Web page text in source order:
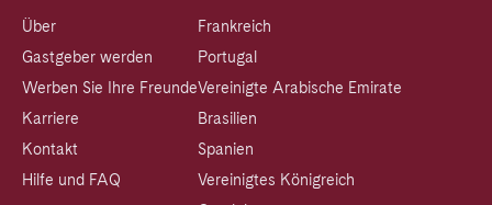
Über
Gastgeber werden
Werben Sie Ihre Freunde
Karriere
Kontakt
Hilfe und FAQ
Frankreich
Portugal
Vereinigte Arabische Emirate
Brasilien
Spanien
Vereinigtes Königreich